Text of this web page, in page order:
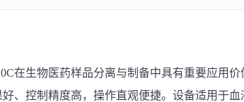
在生物医药样品分离与制备中具有重要应用
、控制精度高，操作直观便捷。设备适用于